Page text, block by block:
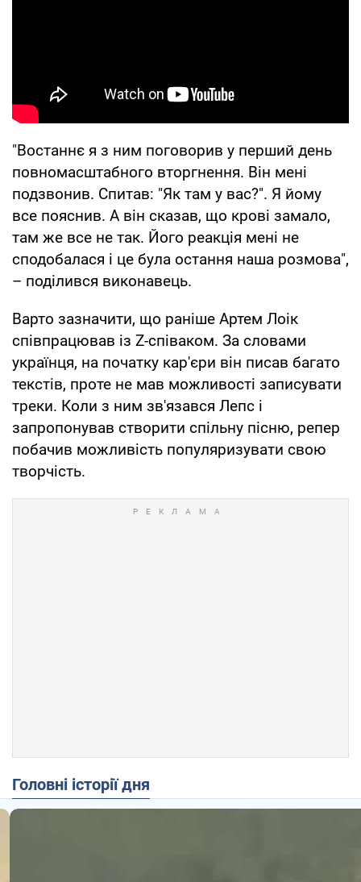
"Востаннє я з ним поговорив у перший день
повномасштабного вторгнення. Він мені
подзвонив. Спитав: "Як там у вас?". Я йому
все пояснив. А він сказав, що крові замало,
там же все не так. Його реакція мені не
сподобалася і це була остання наша розмова",
– поділився виконавець.
Варто зазначити, що раніше Артем Лоік
співпрацював із Z-співаком. За словами
українця, на початку кар'єри він писав багато
текстів, проте не мав можливості записувати
треки. Коли з ним зв'язався Лепс і
запропонував створити спільну пісню, репер
побачив можливість популяризувати свою
творчість.
Головні історії дня